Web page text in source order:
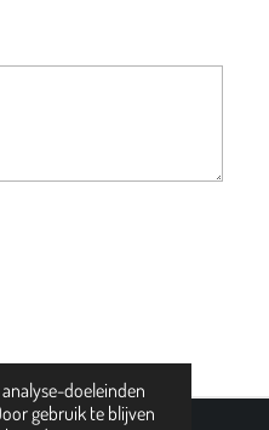
doeleinden
gebruik te blijven